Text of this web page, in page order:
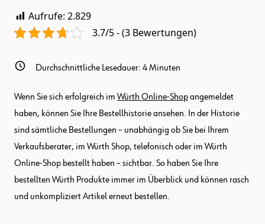
Aufrufe: 2.829
3.7/5 - (3 Bewertungen)
Durchschnittliche Lesedauer: 4Minuten
Wenn Sie sich erfolgreich im Würth Online-Shopangemeldet
haben, können Sie Ihre Bestellhistorie ansehen. In der Historie
sind sämtliche Bestellungen – unabhängig ob Sie bei Ihrem
Verkaufsberater, im Würth Shop, telefonisch oder im Würth
Online-Shop bestellt haben – sichtbar. So haben Sie Ihre
bestellten Würth Produkte immer im Überblick und können rasch
und unkompliziert Artikel erneut bestellen.